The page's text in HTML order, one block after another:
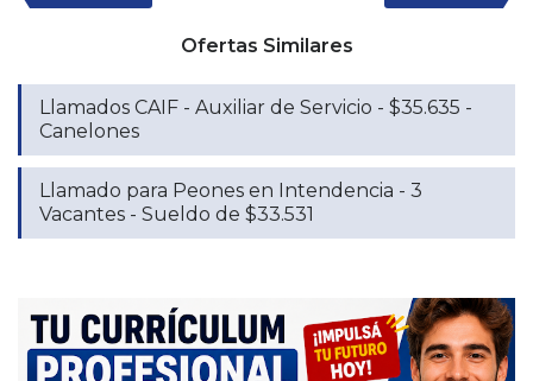
Ofertas Similares
Llamados CAIF - Auxiliar de Servicio - $35.635 -
Canelones
Llamado para Peones en Intendencia - 3
Vacantes - Sueldo de $33.531